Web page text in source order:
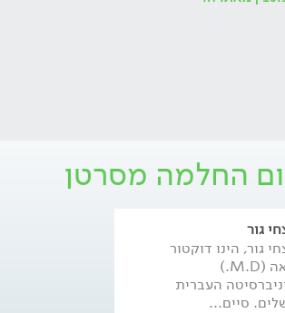
החלמה מסרטן
גור
גור, הינו דוקטור
לרפואה (M.D.)
העברית
סיים...